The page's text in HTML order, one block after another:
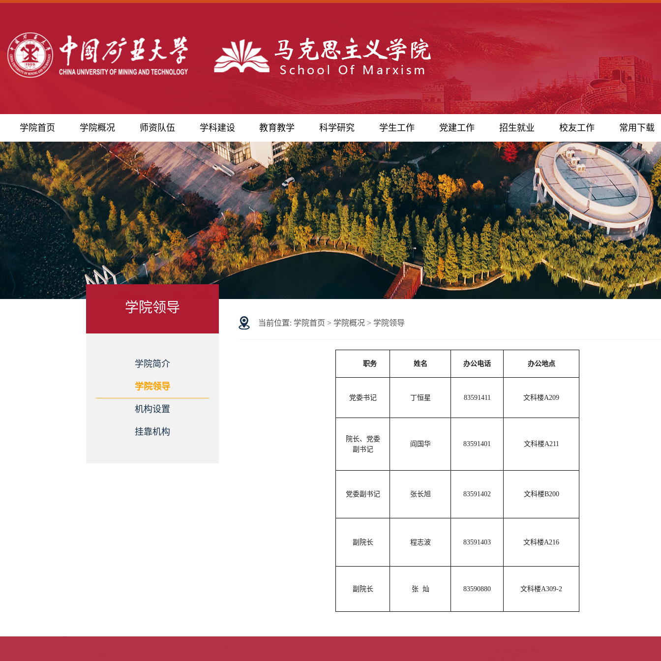
学院首页 学院概况 师资队伍 学科建设 教育教学 科学研究 学生工作 党建工作 招生就业 校友工作 常用下载
学院领导
学院简介
学院领导
机构设置
挂靠机构
当前位置: 学院首页 > 学院概况 > 学院领导
职务 姓名 办公电话 办公地点
党委书记 丁恒星 83591411 文科楼A209
院长、党委
副书记
阎国华 83591401 文科楼A211
党委副书记 张长旭 83591402 文科楼B200
副院长 程志波 83591403 文科楼A216
副院长 张 灿 83590880 文科楼A309-2